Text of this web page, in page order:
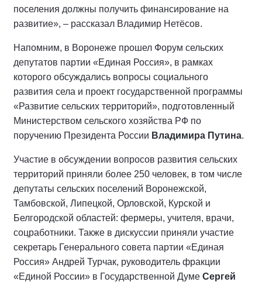
поселения должны получить финансирование на
развитие», – рассказал Владимир Нетёсов.
Напомним, в Воронеже прошел Форум сельских
депутатов партии «Единая Россия», в рамках
которого обсуждались вопросы социального
развития села и проект государственной программы
«Развитие сельских территорий», подготовленный
Министерством сельского хозяйства РФ по
поручению Президента России Владимира Путина.
Участие в обсуждении вопросов развития сельских
территорий приняли более 250 человек, в том числе
депутаты сельских поселений Воронежской,
Тамбовской, Липецкой, Орловской, Курской и
Белгородской областей: фермеры, учителя, врачи,
соцработники. Также в дискуссии приняли участие
секретарь Генерального совета партии «Единая
Россия» Андрей Турчак, руководитель фракции
«Единой России» в Государственной Думе Сергей